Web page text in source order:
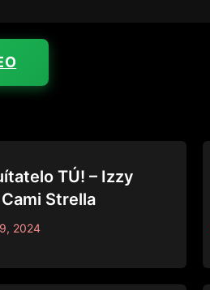
TÚ! – Izzy
Strella
2024